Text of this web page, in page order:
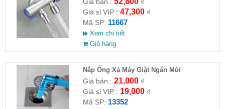
Giá sỉ VIP : 47,300₫
Mã SP: 11667
Xem chi tiết
Giỏ hàng
Nắp Ống Xả Máy Giặt Ngăn Mùi
Giá bán : 21,000₫
Giá sỉ VIP : 19,000₫
Mã SP: 13352